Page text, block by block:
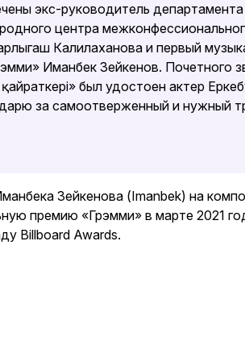
экс-руководитель
центра
Калилаханова и первый
Иманбек Зейкенов. Почетного
қайраткері» был удостоен актер
за самоотверженный и нужный
Зейкенова (Imanbek) на
премию «Грэмми» в марте 2021
Billboard Awards.